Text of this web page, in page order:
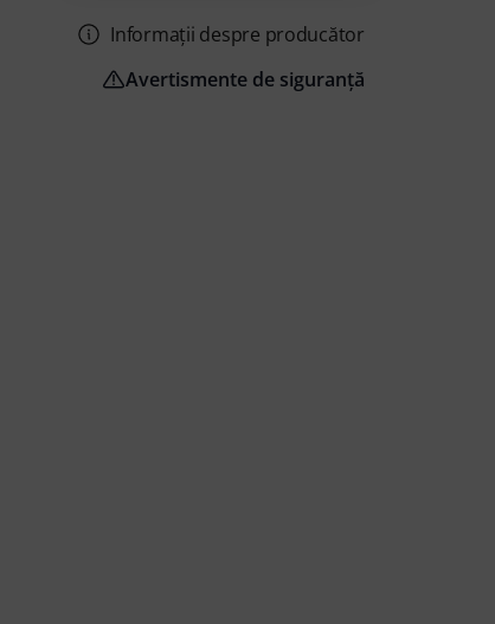
Informații despre producător
Avertismente de siguranță